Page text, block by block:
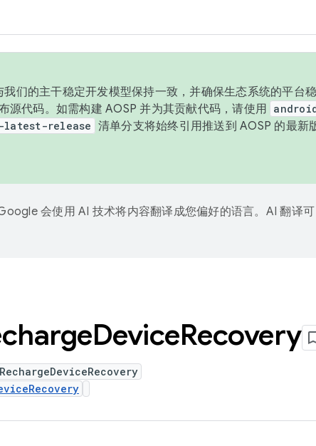
们的主干稳定开发模型保持一致，并确保生态系统的平台
源代码。如需构建 AOSP 并为其贡献代码，请使用
latest-release 清单分支将始终引用推送到 AOSP 的最新
会使用 AI 技术将内容翻译成您偏好的语言。AI 翻译可
DeviceRecovery